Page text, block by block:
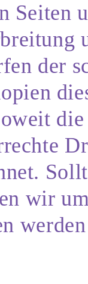
Seiten
der
wir